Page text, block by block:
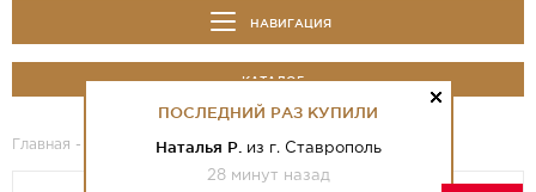
НАВИГАЦИЯ
КАТАЛОГ
Главная - - Jump Up And Kiss Me Hedonistic 2021
ПОСЛЕДНИЙ РАЗ КУПИЛИ
Наталья Р. из г. Ставрополь
28 минут назад